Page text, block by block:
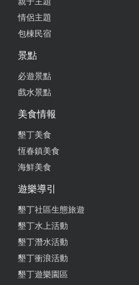
情侶主題
包棟民宿
景點
必遊景點
戲水景點
美食情報
墾丁美食
恆春鎮美食
海鮮美食
遊樂導引
墾丁社區生態旅遊
墾丁水上活動
墾丁潛水活動
墾丁衝浪活動
墾丁遊樂園區